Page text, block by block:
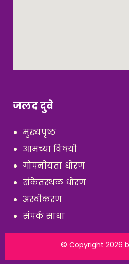
जलद दुवे
मुख्यपृष्ठ
आमच्या विषयी
गोपनीयता धोरण
संकेतस्थळ धोरण
अस्वीकरण
संपर्क साधा
© Copyright 2026